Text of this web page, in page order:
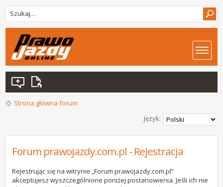
Strona główna forum
Język:
Forum prawojazdy.com.pl - Rejestracja
Rejestrując się na witrynie „Forum prawojazdy.com.pl”
akceptujesz wyszczególnione poniżej postanowienia. Jeśli ich nie